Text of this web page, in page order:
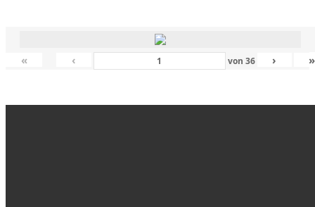
« ‹ von 36 › »